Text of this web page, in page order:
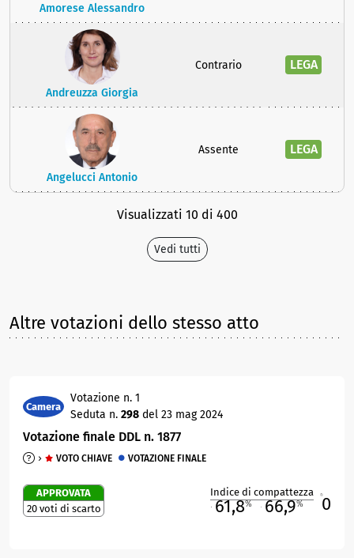
Amorese Alessandro
Andreuzza Giorgia
Contrario LEGA
Angelucci Antonio
Assente LEGA
Visualizzati 10 di 400
Vedi tutti
Altre votazioni dello stesso atto
Camera
Votazione n. 1
Seduta n. 298 del 23 mag 2024
Votazione finale DDL n. 1877
VOTO CHIAVE VOTAZIONE FINALE
APPROVATA
20 voti di scarto
Indice di compattezza
61,8% 66,9% 0